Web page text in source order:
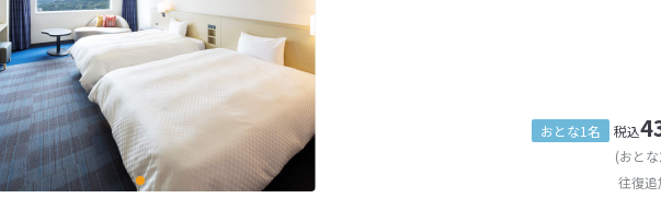
おとな1名 税込
(おと
往復